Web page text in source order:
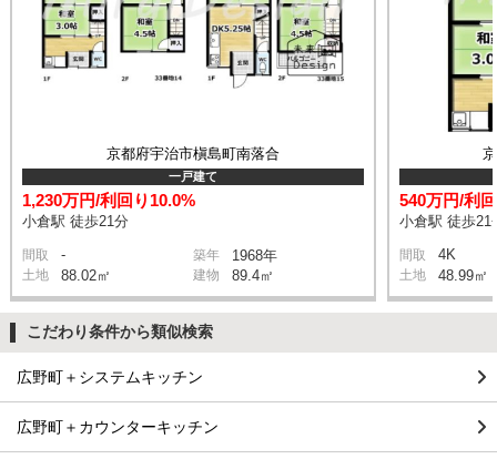
京都府宇治市槇島町南落合
一戸建て
1,230万円/利回り10.0%
小倉駅 徒歩21分
間取 - 築年 1968年
土地 88.02㎡ 建物 89.4㎡
540万円/利
小倉駅 徒歩21
間取 4K
土地 48.99㎡
こだわり条件から類似検索
広野町＋システムキッチン
広野町＋カウンターキッチン